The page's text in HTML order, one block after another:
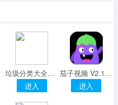
垃圾分类大全手机版软件
进入
茄子视频 V2.1.0 安卓完美版
进入